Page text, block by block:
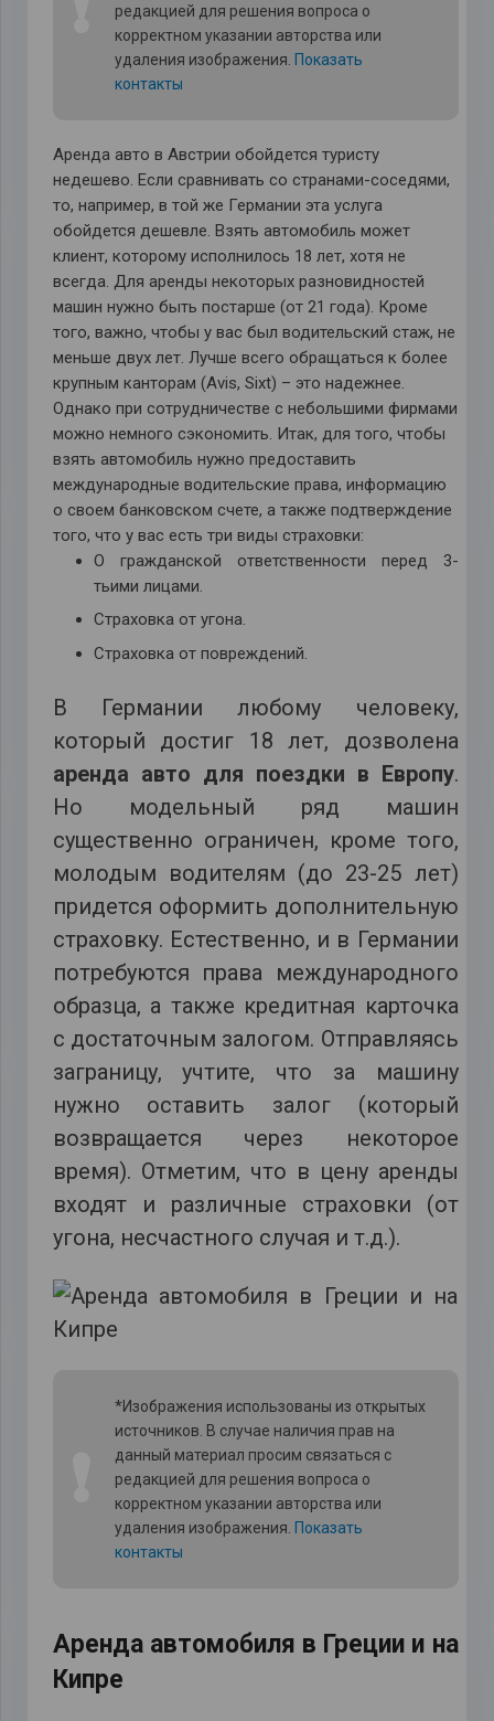
редакцией для решения вопроса о
корректном указании авторства или
удаления изображения. Показать
контакты
Аренда авто в Австрии обойдется туристу
недешево. Если сравнивать со странами-соседями,
то, например, в той же Германии эта услуга
обойдется дешевле. Взять автомобиль может
клиент, которому исполнилось 18 лет, хотя не
всегда. Для аренды некоторых разновидностей
машин нужно быть постарше (от 21 года). Кроме
того, важно, чтобы у вас был водительский стаж, не
меньше двух лет. Лучше всего обращаться к более
крупным канторам (Avis, Sixt) – это надежнее.
Однако при сотрудничестве с небольшими фирмами
можно немного сэкономить. Итак, для того, чтобы
взять автомобиль нужно предоставить
международные водительские права, информацию
о своем банковском счете, а также подтверждение
того, что у вас есть три виды страховки:
О гражданской ответственности перед 3-
тьими лицами.
Страховка от угона.
Страховка от повреждений.
В Германии любому человеку,
который достиг 18 лет, дозволена
аренда авто для поездки в Европу.
Но модельный ряд машин
существенно ограничен, кроме того,
молодым водителям (до 23-25 лет)
придется оформить дополнительную
страховку. Естественно, и в Германии
потребуются права международного
образца, а также кредитная карточка
с достаточным залогом. Отправляясь
заграницу, учтите, что за машину
нужно оставить залог (который
возвращается через некоторое
время). Отметим, что в цену аренды
входят и различные страховки (от
угона, несчастного случая и т.д.).
*Изображения использованы из открытых
источников. В случае наличия прав на
данный материал просим связаться с
редакцией для решения вопроса о
корректном указании авторства или
удаления изображения. Показать
контакты
Аренда автомобиля в Греции и на
Кипре